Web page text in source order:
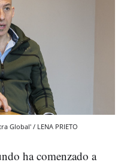
Global' / LENA PRIETO
ha comenzado a